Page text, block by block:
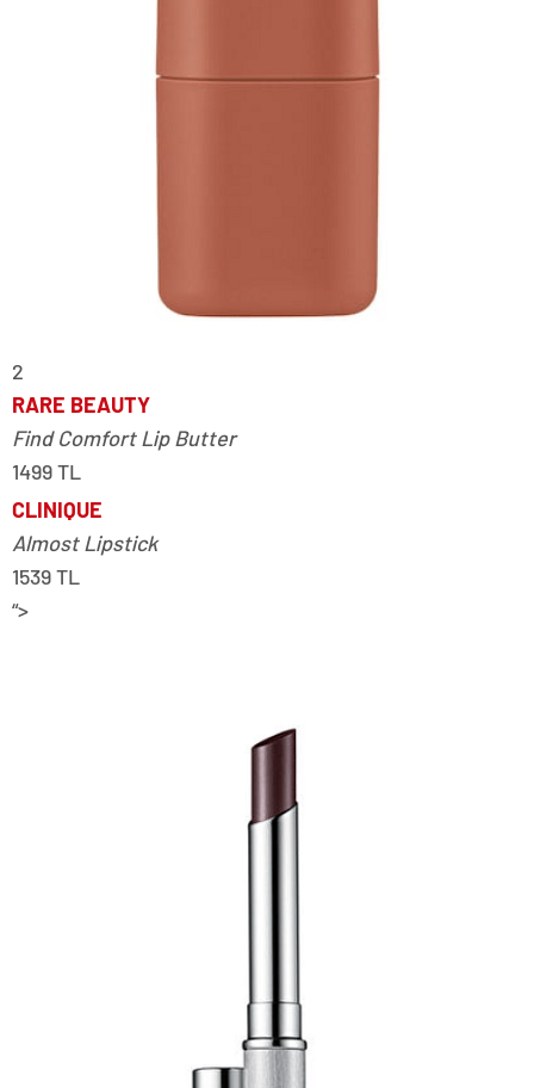
2
RARE BEAUTY
Find Comfort Lip Butter
1499 TL
CLINIQUE
Almost Lipstick
1539 TL
“>